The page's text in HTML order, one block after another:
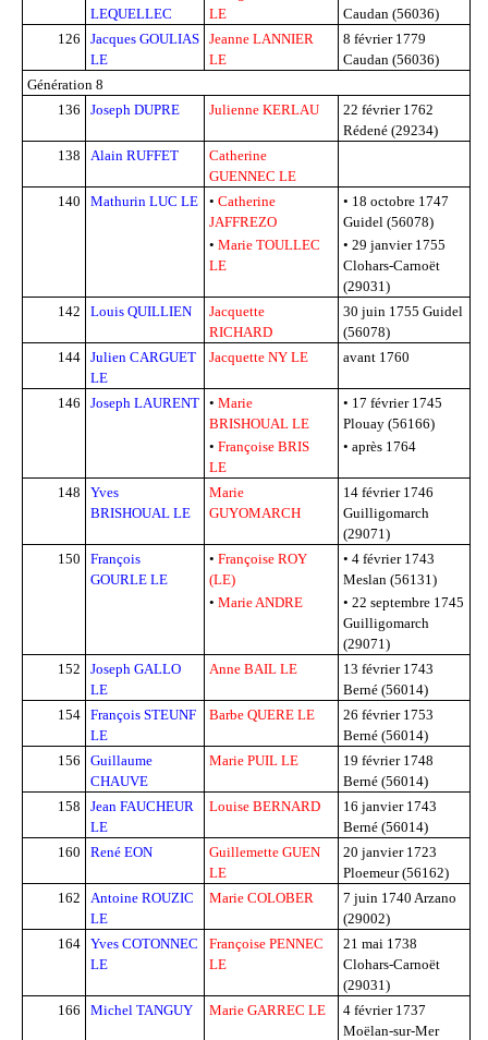
LEQUELLEC
LE
Caudan (56036)
126
Jacques GOULIAS
LE
Jeanne LANNIER
LE
8 février 1779
Caudan (56036)
Génération 8
136
Joseph DUPRE Julienne KERLAU
22 février 1762
Rédené (29234)
138
Alain RUFFET
Catherine
GUENNEC LE
140
Mathurin LUC LE • Catherine
JAFFREZO
• Marie TOULLEC
LE
• 18 octobre 1747
Guidel (56078)
• 29 janvier 1755
Clohars-Carnoët
(29031)
142
Louis QUILLIEN
Jacquette
RICHARD
30 juin 1755 Guidel
(56078)
144 Julien CARGUET
LE
Jacquette NY LE avant 1760
146 Joseph LAURENT • Marie
BRISHOUAL LE
• Françoise BRIS
LE
• 17 février 1745
Plouay (56166)
• après 1764
148
Yves
BRISHOUAL LE
Marie
GUYOMARCH
14 février 1746
Guilligomarch
(29071)
150
François
GOURLE LE
• Françoise ROY
(LE)
• Marie ANDRE
• 4 février 1743
Meslan (56131)
• 22 septembre 1745
Guilligomarch
(29071)
152
Joseph GALLO
LE
Anne BAIL LE
13 février 1743
Berné (56014)
154 François STEUNF
LE
Barbe QUERE LE
26 février 1753
Berné (56014)
156
Guillaume
CHAUVE
Marie PUIL LE
19 février 1748
Berné (56014)
158
Jean FAUCHEUR
LE
Louise BERNARD
16 janvier 1743
Berné (56014)
160
René EON
Guillemette GUEN
LE
20 janvier 1723
Ploemeur (56162)
162
Antoine ROUZIC
LE
Marie COLOBER 7 juin 1740 Arzano
(29002)
164 Yves COTONNEC
LE
Françoise PENNEC
LE
21 mai 1738
Clohars-Carnoët
(29031)
166
Michel TANGUY Marie GARREC LE
4 février 1737
Moëlan-sur-Mer